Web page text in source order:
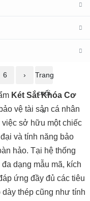
6 › Trang
cuối
»
Két Sắt Khóa Cơ
vệ tài sản cá nhân
việc sở hữu một chiếc
và tính năng bảo
hảo. Tại hệ thống
dạng mẫu mã, kích
ứng đầy đủ các tiêu
dày thép cũng như tính